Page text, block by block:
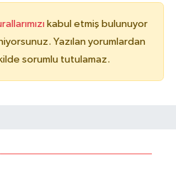
kabul etmiş bulunuyor
Yazılan yorumlardan
sorumlu tutulamaz.